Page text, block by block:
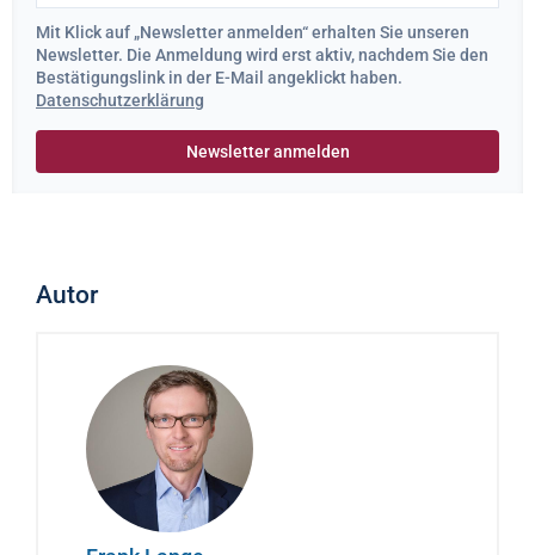
Mit Klick auf „Newsletter anmelden“ erhalten Sie unseren
Newsletter. Die Anmeldung wird erst aktiv, nachdem Sie den
Bestätigungslink in der E-Mail angeklickt haben.
Datenschutzerklärung
Autor